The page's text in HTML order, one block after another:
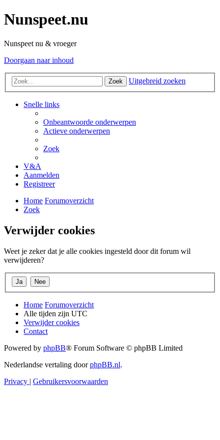
Nunspeet.nu
Nunspeet nu & vroeger
Doorgaan naar inhoud
Zoek Uitgebreid zoeken
Snelle links
Onbeantwoorde onderwerpen
Actieve onderwerpen
Zoek
V&A
Aanmelden
Registreer
Home Forumoverzicht
Zoek
Verwijder cookies
Weet je zeker dat je alle cookies ingesteld door dit forum wil
verwijderen?
Home Forumoverzicht
Alle tijden zijn UTC
Verwijder cookies
Contact
Powered by phpBB® Forum Software © phpBB Limited
Nederlandse vertaling doorphpBB.nl.
Privacy | Gebruikersvoorwaarden